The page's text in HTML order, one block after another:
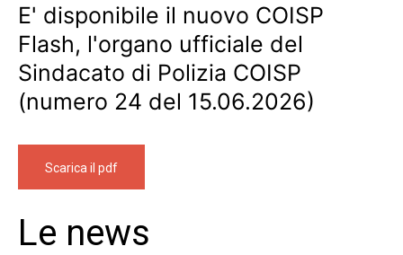
E' disponibile il nuovo COISP
Flash, l'organo ufficiale del
Sindacato di Polizia COISP
(numero 24 del 15.06.2026)
Scarica il pdf
Le news